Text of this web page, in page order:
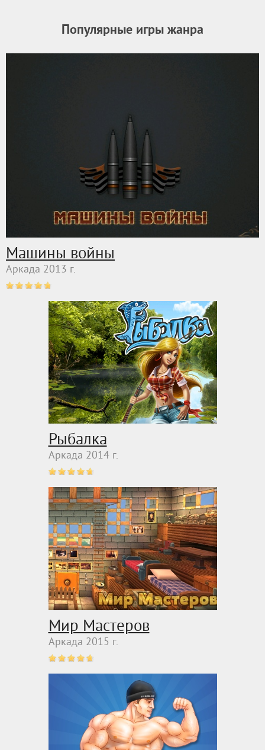
Популярные игры жанра
Машины войны
Аркада 2013 г.
Рыбалка
Аркада 2014 г.
Мир Мастеров
Аркада 2015 г.